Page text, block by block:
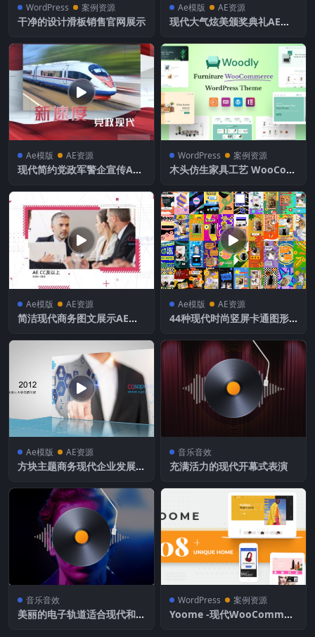
WordPress 案例资源
干净的设计滑板销售官网展示
Ae模版 AE资源
现代大气炫美颁奖典礼AE模
Ae模版 AE资源
现代简约党政军警企宣传AE
WordPress 案例资源
木头仿生家具工艺 WooCom
Ae模版 AE资源
简洁现代商务图文展示AE模
Ae模版 AE资源
44种现代时尚竖屏卡通图形
Ae模版 AE资源
方块主题商务现代企业发展时
音乐音效
充满活力的现代开幕式表演
音乐音效
美丽的电子轨道适合现代和创
WordPress 案例资源
Yoome -现代WooCommer